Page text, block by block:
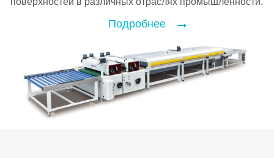
Подробнее